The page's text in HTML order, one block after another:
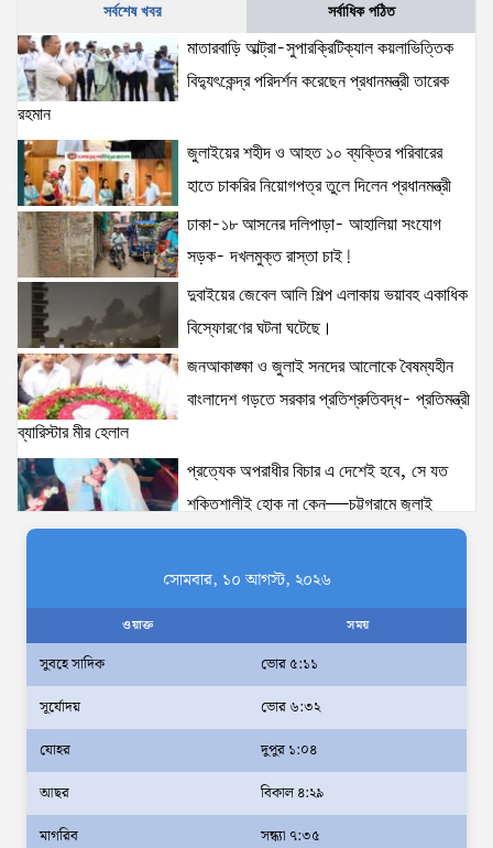
জনআকাঙ্ক্ষা ও জুলাই সনদের আলোকে বৈষম্যহীন বাংলাদেশ
গড়তে সরকার প্রতিশ্রুতিবদ্ধ- প্রতিমন্ত্রী ব্যারিস্টার মীর হেলাল
6 views| posted on August 5, 2026
সর্বশেষ খবর সর্বাধিক পঠিত
মাতারবাড়ি আল্ট্রা-সুপারক্রিটিক্যাল কয়লাভিত্তিক
বিদ্যুৎকেন্দ্র পরিদর্শন করেছেন প্রধানমন্ত্রী তারেক
রহমান
জুলাইয়ের শহীদ ও আহত ১০ ব্যক্তির পরিবারের
হাতে চাকরির নিয়োগপত্র তুলে দিলেন প্রধানমন্ত্রী
ঢাকা-১৮ আসনের দলিপাড়া- আহালিয়া সংযোগ
সড়ক- দখলমুক্ত রাস্তা চাই!
দুবাইয়ের জেবেল আলি শিল্প এলাকায় ভয়াবহ একাধিক
বিস্ফোরণের ঘটনা ঘটেছে।
জনআকাঙ্ক্ষা ও জুলাই সনদের আলোকে বৈষম্যহীন
বাংলাদেশ গড়তে সরকার প্রতিশ্রুতিবদ্ধ- প্রতিমন্ত্রী
ব্যারিস্টার মীর হেলাল
প্রত্যেক অপরাধীর বিচার এ দেশেই হবে, সে যত
শক্তিশালীই হোক না কেন—চট্টগ্রামে জুলাই
গণঅভ্যুত্থান দিবসে প্রতিমন্ত্রী ব্যারিস্টার মীর হেলাল
ঢাকাকে পরিবেশবান্ধব ও বাসযোগ্য করতে সরকারের
পাশাপাশি নাগরিকদের দায়িত্বশীল ভূমিকা পালন
করতে হবে: স্থানীয় সরকার প্রতিমন্ত্রী মীর শাহে আলম
আমরা মালিক নই, দেশের ১৮ কোটি জনগণের
সেবক: ভূমি প্রতিমন্ত্রী ব্যারিস্টার মীর হেলাল
অহেতুক প্রকল্প নয়, পাহাড়িদের জীবনমান উন্নয়নে
বাস্তবভিত্তিক কার্যকর উদ্যোগ নেয়ার আহ্বান
পার্বত্য প্রতিমন্ত্রীর
সোমবার, ১০ আগস্ট, ২০২৬
ওয়াক্ত সময়
সুবহে সাদিক
ভোর ৫:১১
সূর্যোদয়
ভোর ৬:৩২
যোহর
দুপুর ১:০৪
আছর
বিকাল ৪:২৯
মাগরিব
সন্ধ্যা ৭:৩৫